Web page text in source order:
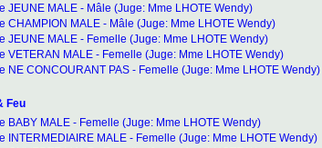
JEUNE MALE - Mâle (Juge: Mme LHOTE Wendy)
CHAMPION MALE - Mâle (Juge: Mme LHOTE Wendy)
JEUNE MALE - Femelle (Juge: Mme LHOTE Wendy)
VETERAN MALE - Femelle (Juge: Mme LHOTE Wendy)
NE CONCOURANT PAS - Femelle (Juge: Mme LHOTE Wendy)
Feu
BABY MALE - Femelle (Juge: Mme LHOTE Wendy)
INTERMEDIAIRE MALE - Femelle (Juge: Mme LHOTE Wendy)